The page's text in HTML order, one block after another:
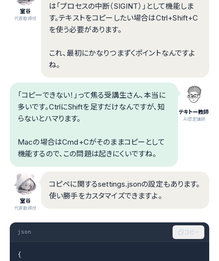
室谷
代表取締役
は「プロセスの中断（SIGINT）」として機能しま
す。テキストをコピーしたい場合はCtrl+Shift+C
を使う必要があります。
これ、最初にかなりつまずくポイントなんですよ
ね。
テキトー教師
.AI認定講師
「コピーできない！」って焦る受講生さん、本当に
多いです。CtrlにShiftを足すだけなんですが、知
らないとハマります。
Macの場合はCmd+Cがそのままコピーとして
機能するので、この問題は起きにくいですね。
室谷
代表取締役
コピペに関するsettings.jsonの設定もあります。
使い勝手をカスタマイズできますよ。
json コピー
{